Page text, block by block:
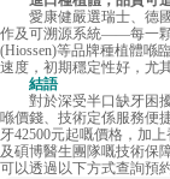
愛康健嚴選瑞士、德國
作及可溯源系統——每一
(Hiossen)等品牌種植體喺
速度，初期穩定性好，尤
結語
對於深受半口缺牙困擾
喺價錢、技術定係服務便
牙42500元起嘅價格，加
及碩博醫生團隊嘅技術保
可以透過以下方式查詢預